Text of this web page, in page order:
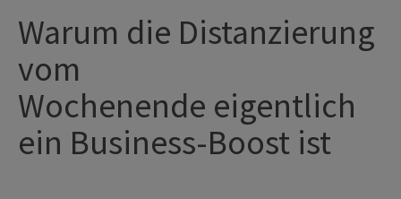
Warum die Distanzierung
vom
Wochenende eigentlich
ein Business-Boost ist